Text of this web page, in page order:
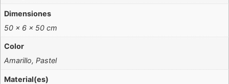
Dimensiones
50 × 6 × 50 cm
Color
Amarillo, Pastel
Material(es)